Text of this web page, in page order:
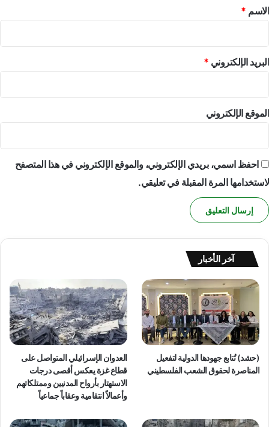
*
الاسم *
البريد الإلكتروني *
الموقع الإلكتروني
احفظ اسمي، بريدي الإلكتروني، والموقع الإلكتروني في هذا المتصفح
لاستخدامها المرة المقبلة في تعليقي.
آخر الأخبار
(حشد) تُتابع جهودها الدولية لتفعيل
المناصرة لحقوق الشعب الفلسطيني
العدوان الإسرائيلي المتواصل على
قطاع غزة يعكس أقصى درجات
الاستهتار بأرواح المدنيين وممتلكاتهم
وأعمالاً انتقامية وعقاباً جماعياً